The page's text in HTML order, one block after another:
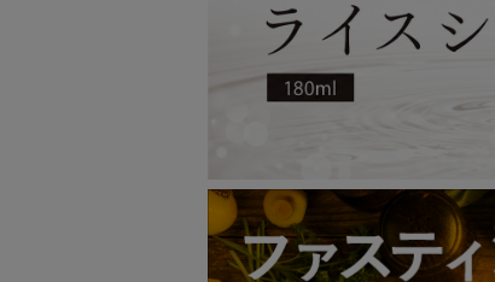
▼2021.7.27 夏季休業に関する
▼2021.7.5 オリンピック・パ
▼2021.7.5 大雨による配送の
▼2021.1.12 天候不良による配
▼2021.1.5 年頭のご挨拶